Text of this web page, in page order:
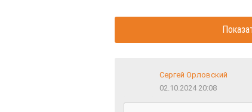
Сергей Орловский
02.10.2024 20:08